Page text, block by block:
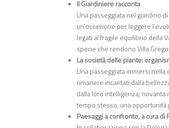
Il Giardiniere racconta
Una passeggiata nel giardino
un’occasione per leggere
legati al fragile equilibrio della
specie che rendono Villa
La società delle piante:
Una passeggiata immersi
rimanere incantati dalla
dalla loro intelligenza; novanta
tempo stesso, una opportunità
Paesaggi a confronto, a cura